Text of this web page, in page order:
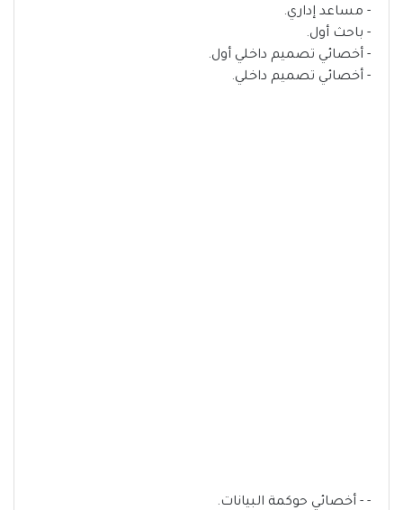
- مساعد إداري.
- باحث أول.
- أخصائي تصميم داخلي أول.
- أخصائي تصميم داخلي.
- - أخصائي حوكمة البيانات.